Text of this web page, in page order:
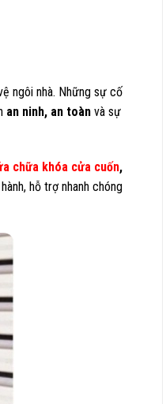
ngôi nhà. Những sự cố
an ninh, an toàn và sự
chữa khóa cửa cuốn,
hỗ trợ nhanh chóng